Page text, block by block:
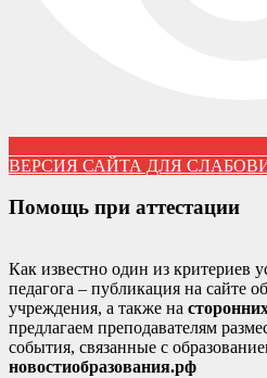
ВЕРСИЯ САЙТА ДЛЯ
Помощь при аттестации
Как известно один из критериев
педагога – публикация на сайте
учреждения, а также на
предлагаем преподавателям
события, связанные с
новостиобразования.рф